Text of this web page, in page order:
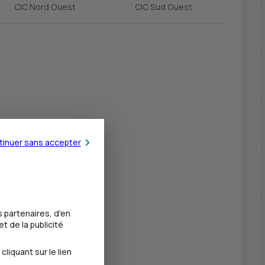
CIC Nord Ouest CIC Sud Ouest
sans accepter
partenaires, d'en
de la publicité
sur le lien